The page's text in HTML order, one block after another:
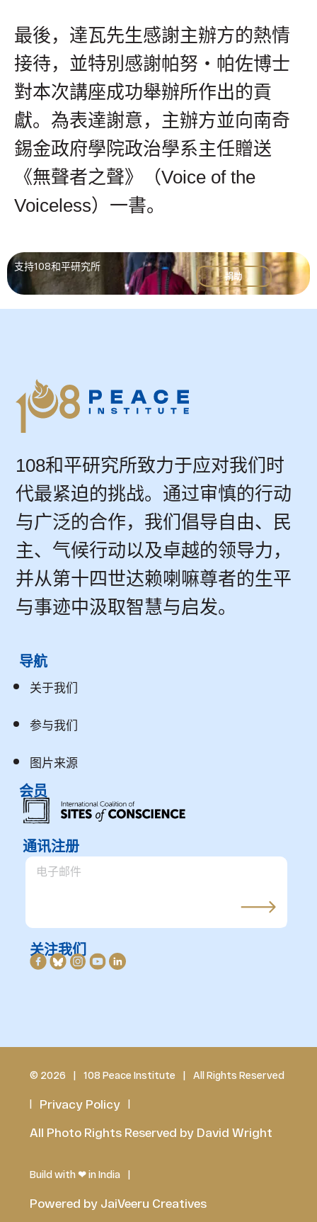
最後，達瓦先生感謝主辦方的熱情
接待，並特別感謝帕努・帕佐博士
對本次講座成功舉辦所作出的貢
獻。為表達謝意，主辦方並向南奇
錫金政府學院政治學系主任贈送
《無聲者之聲》（Voice of the
Voiceless）一書。
支持108和平研究所
捐助
108和平研究所致力于应对我们时
代最紧迫的挑战。通过审慎的行动
与广泛的合作，我们倡导自由、民
主、气候行动以及卓越的领导力，
并从第十四世达赖喇嘛尊者的生平
与事迹中汲取智慧与启发。
导航
关于我们
参与我们
图片来源
会员
通讯注册
关注我们
© 2026 | 108 Peace Institute | All Rights Reserved
| Privacy Policy |
All Photo Rights Reserved by David Wright
Build with❤in India |
Powered by JaiVeeru Creatives